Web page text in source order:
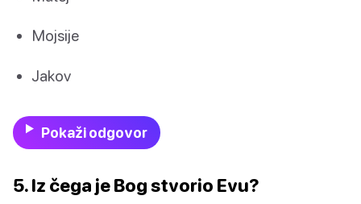
Mojsije
Jakov
Pokaži odgovor
5. Iz čega je Bog stvorio Evu?